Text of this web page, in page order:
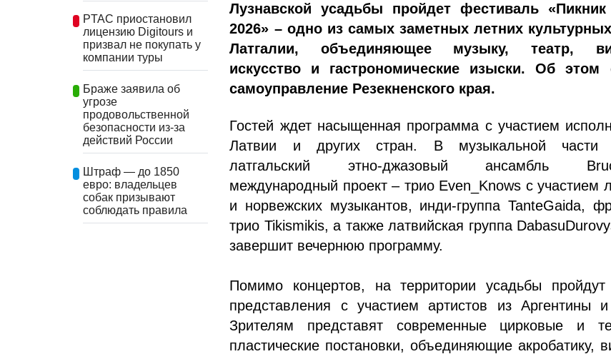
PTAC приостановил
лицензию Digitours и
призвал не покупать у
компании туры
Браже заявила об
угрозе
продовольственной
безопасности из-за
действий России
Штраф — до 1850
евро: владельцев
собак призывают
соблюдать правила
Лузнавской усадьбы пройдет фестиваль «Пикник
2026» – одно из самых заметных летних
Латгалии, объединяющее музыку, театр,
искусство и гастрономические изыски. Об этом
самоуправление Резекненского края.
Гостей ждет насыщенная программа с участием
Латвии и других стран. В музыкальной части
латгальский этно-джазовый ансамбль
международный проект – трио Even_Knows с участием
и норвежских музыкантов, инди-группа TanteGaida,
трио Tikismikis, а также латвийская группа
завершит вечернюю программу.
Помимо концертов, на территории усадьбы пройдут
представления с участием артистов из Аргентины
Зрителям представят современные цирковые и
пластические постановки, объединяющие акробатику,